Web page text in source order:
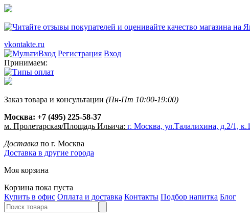
vkontakte.ru
Регистрация Вход
Принимаем:
Заказ товара и консультации (Пн-Пт 10:00-19:00)
Москва: +7 (495) 225-58-37
м. Пролетарская/Площадь Ильича: г. Москва, ул.Талалихина, д.2/1, к.1
Доставка по г. Москва
Доставка в другие города
Моя корзина
Корзина пока пуста
Купить в офис Оплата и доставка Контакты Подбор напитка Блог